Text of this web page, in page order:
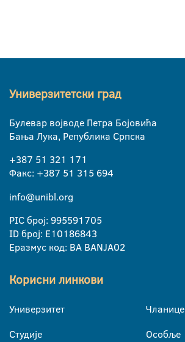
Универзитетски град
Булевар војводе Петра Бојовића
Бања Лука, Република Српска
+387 51 321 171
Факс: +387 51 315 694
info@unibl.org
PIC број: 995591705
ID број: E10186843
Еразмус код: BA BANJA02
Корисни линкови
Универзитет
Студије
Чланице
Особље